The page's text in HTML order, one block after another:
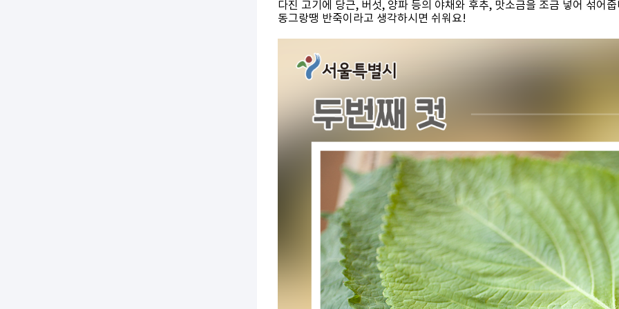
다진 고기에 당근, 버섯, 양파 등의 야채와 후추, 맛소금을 조금 넣어 섞어
동그랑땡 반죽이라고 생각하시면 쉬워요!